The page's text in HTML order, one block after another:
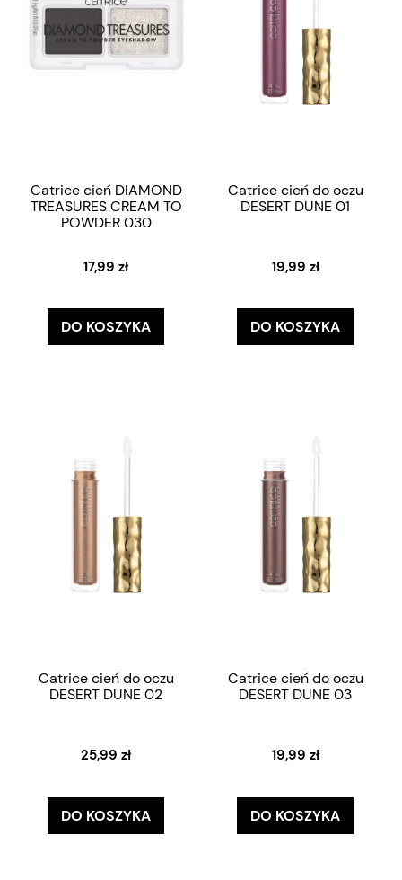
Catrice cień DIAMOND
TREASURES CREAM TO
POWDER 030
17,99 zł
DO KOSZYKA
Catrice cień do oczu
DESERT DUNE 01
19,99 zł
DO KOSZYKA
Catrice cień do oczu
DESERT DUNE 02
25,99 zł
DO KOSZYKA
Catrice cień do oczu
DESERT DUNE 03
19,99 zł
DO KOSZYKA